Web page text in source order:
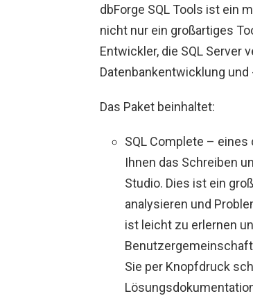
dbForge SQL Tools ist ein
nicht nur ein großartiges
Entwickler, die SQL Server
Datenbankentwicklung
Das Paket beinhaltet:
SQL Complete –
Ihnen das Schreiben
Studio. Dies ist ein
analysieren und
ist leicht zu erlernen
Sie per Knopfdruck